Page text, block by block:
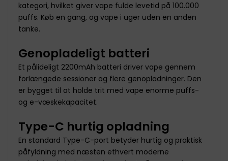
kategori, hvilket giver vape fulde levetid på 100.000
puffs. Køb en gang, og vape i uger uden en anden
tanke.
Genopladeligt batteri
Et pålideligt 2200mAh batteri driver vape gennem
forlængede sessioner og flere genopladninger. Den
er bygget til at holde trit med vape enorme puffs-
og e-væskekapacitet.
Type-C hurtig opladning
En standard Type-C-port betyder hurtig og praktisk
påfyldning med næsten ethvert moderne